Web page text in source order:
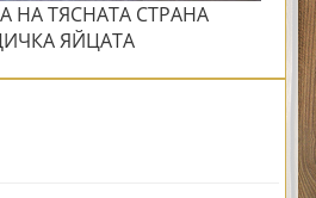
НА ТЯСНАТА СТРАНА
ЯЙЦАТА